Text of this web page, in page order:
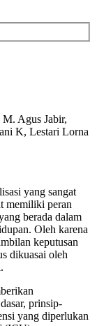
Agus Jabir,
K, Lestari Lorna
yang sangat
memiliki peran
berada dalam
Oleh karena
keputusan
dikuasai oleh
prinsip-
yang diperlukan